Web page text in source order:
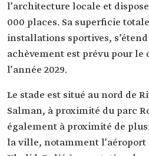
l’architecture locale et
000 places. Sa superficie
installations sportives, s’étend
achèvement est prévu pour
l’année 2029.
Le stade est situé au nord de
Salman, à proximité du parc
également à proximité de
la ville, notamment